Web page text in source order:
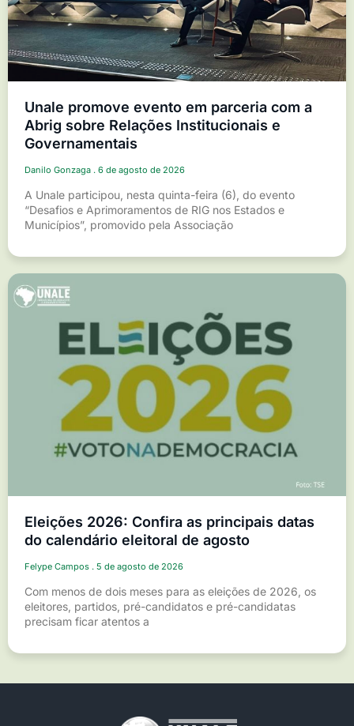
Unale promove evento em parceria com a
Abrig sobre Relações Institucionais e
Governamentais
Danilo Gonzaga 6 de agosto de 2026
A Unale participou, nesta quinta-feira (6), do evento
“Desafios e Aprimoramentos de RIG nos Estados e
Municípios”, promovido pela Associação
Eleições 2026: Confira as principais datas
do calendário eleitoral de agosto
Felype Campos 5 de agosto de 2026
Com menos de dois meses para as eleições de 2026, os
eleitores, partidos, pré-candidatos e pré-candidatas
precisam ficar atentos a